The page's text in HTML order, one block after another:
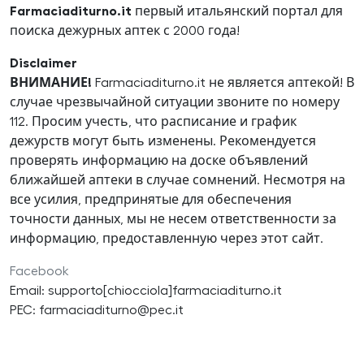
Farmaciaditurno.it первый итальянский портал для
поиска дежурных аптек с 2000 года!
Disclaimer
ВНИМАНИЕ! Farmaciaditurno.it не является аптекой! В
случае чрезвычайной ситуации звоните по номеру
112. Просим учесть, что расписание и график
дежурств могут быть изменены. Рекомендуется
проверять информацию на доске объявлений
ближайшей аптеки в случае сомнений. Несмотря на
все усилия, предпринятые для обеспечения
точности данных, мы не несем ответственности за
информацию, предоставленную через этот сайт.
Facebook
Email: supporto[chiocciola]farmaciaditurno.it
PEC: farmaciaditurno@pec.it